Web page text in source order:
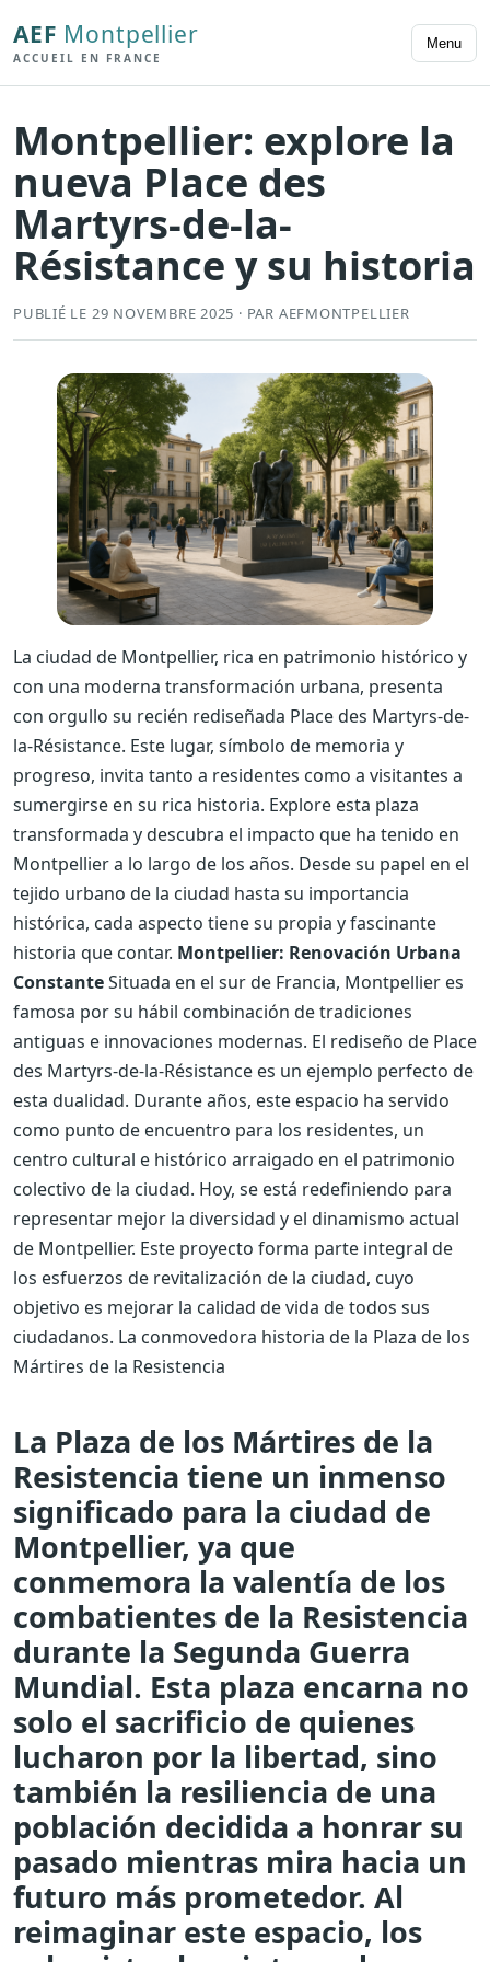
AEF Montpellier
ACCUEIL EN FRANCE
Menu
Montpellier: explore la
nueva Place des
Martyrs-de-la-
Résistance y su historia
PUBLIÉ LE 29 NOVEMBRE 2025 · PAR AEFMONTPELLIER
La ciudad de Montpellier, rica en patrimonio histórico y
con una moderna transformación urbana, presenta
con orgullo su recién rediseñada Place des Martyrs-de-
la-Résistance. Este lugar, símbolo de memoria y
progreso, invita tanto a residentes como a visitantes a
sumergirse en su rica historia. Explore esta plaza
transformada y descubra el impacto que ha tenido en
Montpellier a lo largo de los años. Desde su papel en el
tejido urbano de la ciudad hasta su importancia
histórica, cada aspecto tiene su propia y fascinante
historia que contar. Montpellier: Renovación Urbana
ConstanteSituada en el sur de Francia, Montpellier es
famosa por su hábil combinación de tradiciones
antiguas e innovaciones modernas. El rediseño de Place
des Martyrs-de-la-Résistance es un ejemplo perfecto de
esta dualidad. Durante años, este espacio ha servido
como punto de encuentro para los residentes, un
centro cultural e histórico arraigado en el patrimonio
colectivo de la ciudad. Hoy, se está redefiniendo para
representar mejor la diversidad y el dinamismo actual
de Montpellier. Este proyecto forma parte integral de
los esfuerzos de revitalización de la ciudad, cuyo
objetivo es mejorar la calidad de vida de todos sus
ciudadanos. La conmovedora historia de la Plaza de los
Mártires de la Resistencia
La Plaza de los Mártires de la
Resistencia tiene un inmenso
significado para la ciudad de
Montpellier, ya que
conmemora la valentía de los
combatientes de la Resistencia
durante la Segunda Guerra
Mundial. Esta plaza encarna no
solo el sacrificio de quienes
lucharon por la libertad, sino
también la resiliencia de una
población decidida a honrar su
pasado mientras mira hacia un
futuro más prometedor. Al
reimaginar este espacio, los